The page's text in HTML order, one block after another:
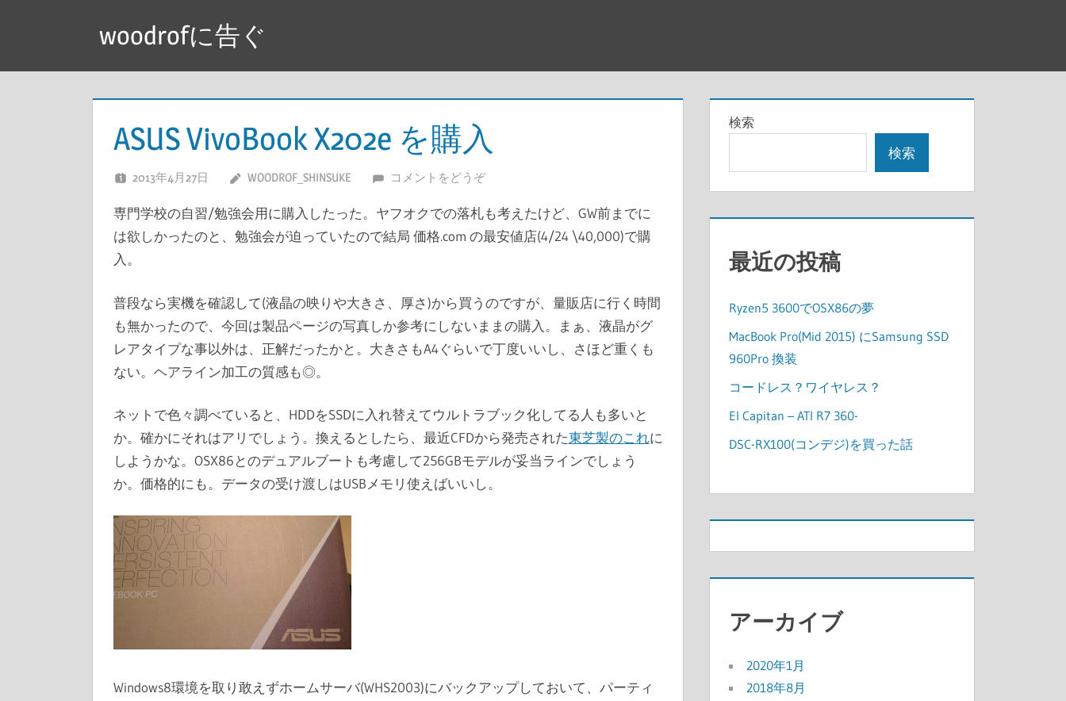
woodrofに告ぐ
ASUS VivoBook X202e を購入
2013年4月27日 WOODROF_SHINSUKE コメントをどうぞ
専門学校の自習/勉強会用に購入したった。ヤフオクでの落札も考えたけど、GW前までに
は欲しかったのと、勉強会が迫っていたので結局 価格.com の最安値店(4/24 \40,000)で購
入。
普段なら実機を確認して(液晶の映りや大きさ、厚さ)から買うのですが、量販店に行く時間
も無かったので、今回は製品ページの写真しか参考にしないままの購入。まぁ、液晶がグ
レアタイプな事以外は、正解だったかと。大きさもA4ぐらいで丁度いいし、さほど重くも
ない。ヘアライン加工の質感も◎。
ネットで色々調べていると、HDDをSSDに入れ替えてウルトラブック化してる人も多いと
か。確かにそれはアリでしょう。換えるとしたら、最近CFDから発売された東芝製のこれに
しようかな。OSX86とのデュアルブートも考慮して256GBモデルが妥当ラインでしょう
か。価格的にも。データの受け渡しはUSBメモリ使えばいいし。
Windows8環境を取り敢えずホームサーバ(WHS2003)にバックアップしておいて、パーティ
検索
検索
最近の投稿
Ryzen5 3600でOSX86の夢
MacBook Pro(Mid 2015) にSamsung SSD
960Pro 換装
コードレス？ワイヤレス？
El Capitan – ATI R7 360-
DSC-RX100(コンデジ)を買った話
アーカイブ
2020年1月
2018年8月